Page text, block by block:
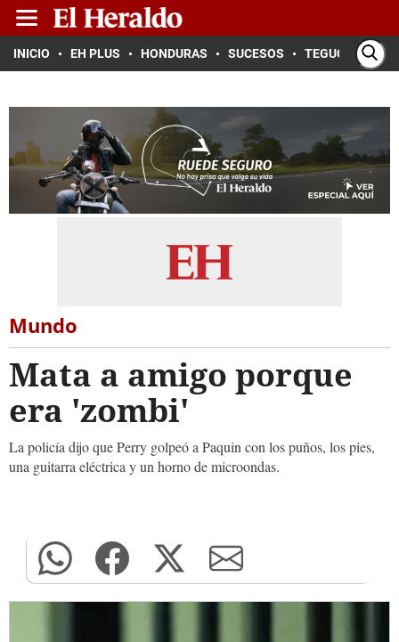
INICIO EH PLUS HONDURAS SUCESOS TEGUCIGALPA
Mundo
Mata a amigo porque
era 'zombi'
La policía dijo que Perry golpeó a Paquin con los puños, los pies,
una guitarra eléctrica y un horno de microondas.